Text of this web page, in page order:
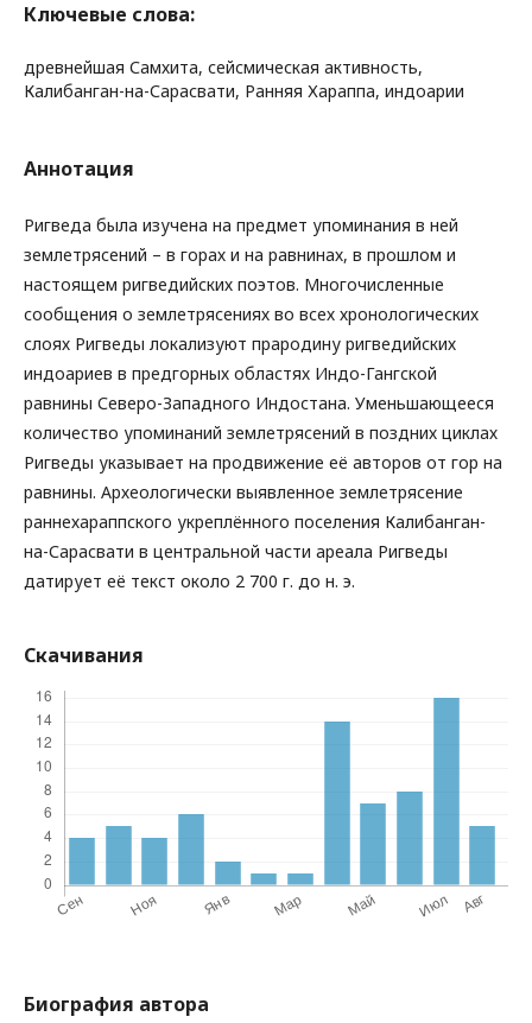
Ключевые слова:
древнейшая Самхита, сейсмическая активность,
Калибанган-на-Сарасвати, Ранняя Хараппа, индоарии
Аннотация
Ригведа была изучена на предмет упоминания в ней
землетрясений – в горах и на равнинах, в прошлом и
настоящем ригведийских поэтов. Многочисленные
сообщения о землетрясениях во всех хронологических
слоях Ригведы локализуют прародину ригведийских
индоариев в предгорных областях Индо-Гангской
равнины Северо-Западного Индостана. Уменьшающееся
количество упоминаний землетрясений в поздних циклах
Ригведы указывает на продвижение её авторов от гор на
равнины. Археологически выявленное землетрясение
раннехараппского укреплённого поселения Калибанган-
на-Сарасвати в центральной части ареала Ригведы
датирует её текст около 2 700 г. до н. э.
Скачивания
Биография автора